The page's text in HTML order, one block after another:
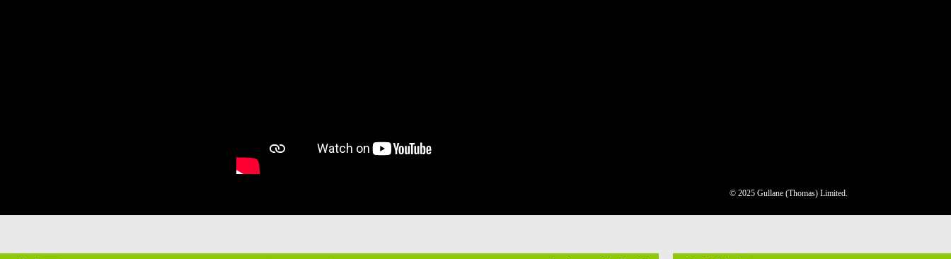
© 2025 Gullane (Thomas) Limited.